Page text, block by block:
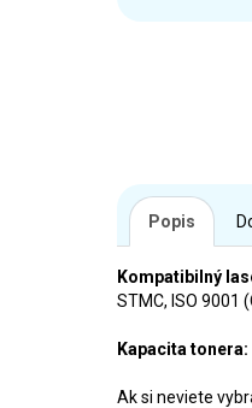
Popis
Kompatibilný
STMC, ISO 9001
Kapacita
Ak si neviete